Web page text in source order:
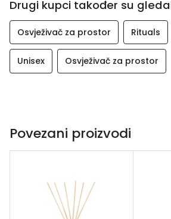
Drugi kupci također su
Osvježivač za prostor Rituals
Unisex Osvježivač za prostor
Povezani proizvodi